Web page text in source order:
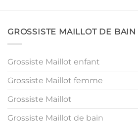
GROSSISTE MAILLOT DE BAIN
Grossiste Maillot enfant
Grossiste Maillot femme
Grossiste Maillot
Grossiste Maillot de bain